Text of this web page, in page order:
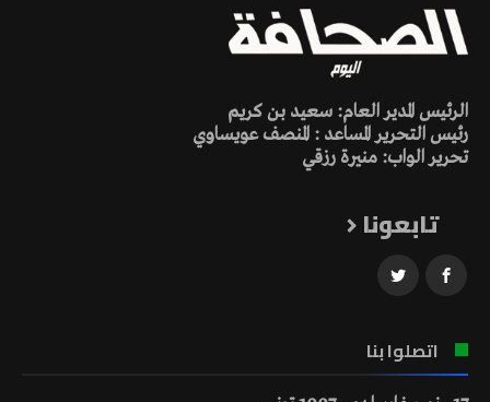
الرئيس المدير العام: سعيد بن كريم
رئيس التحرير المساعد : المنصف عويساوي
تحرير الواب: منيرة رزقي
تابعونا
اتصلوا بنا